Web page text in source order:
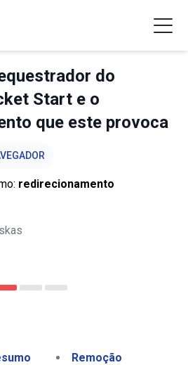
do
Start e o
que este provoca
redirecionamento
Remoção